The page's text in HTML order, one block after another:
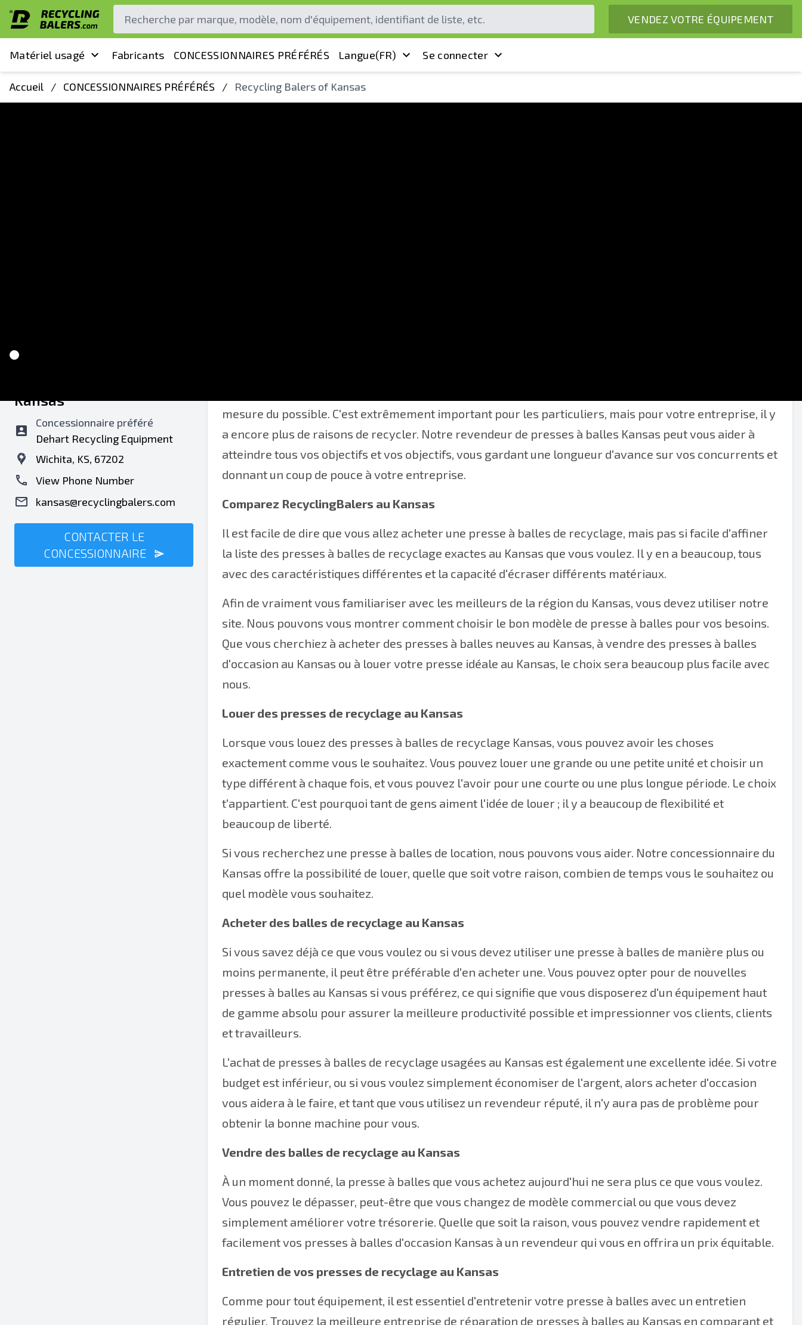
VENDEZ VOTRE ÉQUIPEMENT
Matériel usagé Fabricants CONCESSIONNAIRES PRÉFÉRÉS Langue(FR) Se connecter
Accueil / CONCESSIONNAIRES PRÉFÉRÉS / Recycling Balers of Kansas
Kansas
Concessionnaire préféré
Dehart Recycling Equipment
Wichita, KS, 67202
View Phone Number
kansas@recyclingbalers.com
CONTACTER LE
CONCESSIONNAIRE
mesure du possible. C'est extrêmement important pour les particuliers, mais pour votre entreprise, il y
a encore plus de raisons de recycler. Notre revendeur de presses à balles Kansas peut vous aider à
atteindre tous vos objectifs et vos objectifs, vous gardant une longueur d'avance sur vos concurrents et
donnant un coup de pouce à votre entreprise.
Comparez RecyclingBalers au Kansas
Il est facile de dire que vous allez acheter une presse à balles de recyclage, mais pas si facile d'affiner
la liste des presses à balles de recyclage exactes au Kansas que vous voulez. Il y en a beaucoup, tous
avec des caractéristiques différentes et la capacité d'écraser différents matériaux.
Afin de vraiment vous familiariser avec les meilleurs de la région du Kansas, vous devez utiliser notre
site. Nous pouvons vous montrer comment choisir le bon modèle de presse à balles pour vos besoins.
Que vous cherchiez à acheter des presses à balles neuves au Kansas, à vendre des presses à balles
d'occasion au Kansas ou à louer votre presse idéale au Kansas, le choix sera beaucoup plus facile avec
nous.
Louer des presses de recyclage au Kansas
Lorsque vous louez des presses à balles de recyclage Kansas, vous pouvez avoir les choses
exactement comme vous le souhaitez. Vous pouvez louer une grande ou une petite unité et choisir un
type différent à chaque fois, et vous pouvez l'avoir pour une courte ou une plus longue période. Le choix
t'appartient. C'est pourquoi tant de gens aiment l'idée de louer ; il y a beaucoup de flexibilité et
beaucoup de liberté.
Si vous recherchez une presse à balles de location, nous pouvons vous aider. Notre concessionnaire du
Kansas offre la possibilité de louer, quelle que soit votre raison, combien de temps vous le souhaitez ou
quel modèle vous souhaitez.
Acheter des balles de recyclage au Kansas
Si vous savez déjà ce que vous voulez ou si vous devez utiliser une presse à balles de manière plus ou
moins permanente, il peut être préférable d'en acheter une. Vous pouvez opter pour de nouvelles
presses à balles au Kansas si vous préférez, ce qui signifie que vous disposerez d'un équipement haut
de gamme absolu pour assurer la meilleure productivité possible et impressionner vos clients, clients
et travailleurs.
L'achat de presses à balles de recyclage usagées au Kansas est également une excellente idée. Si votre
budget est inférieur, ou si vous voulez simplement économiser de l'argent, alors acheter d'occasion
vous aidera à le faire, et tant que vous utilisez un revendeur réputé, il n'y aura pas de problème pour
obtenir la bonne machine pour vous.
Vendre des balles de recyclage au Kansas
À un moment donné, la presse à balles que vous achetez aujourd'hui ne sera plus ce que vous voulez.
Vous pouvez le dépasser, peut-être que vous changez de modèle commercial ou que vous devez
simplement améliorer votre trésorerie. Quelle que soit la raison, vous pouvez vendre rapidement et
facilement vos presses à balles d'occasion Kansas à un revendeur qui vous en offrira un prix équitable.
Entretien de vos presses de recyclage au Kansas
Comme pour tout équipement, il est essentiel d'entretenir votre presse à balles avec un entretien
régulier. Trouvez la meilleure entreprise de réparation de presses à balles au Kansas en comparant et